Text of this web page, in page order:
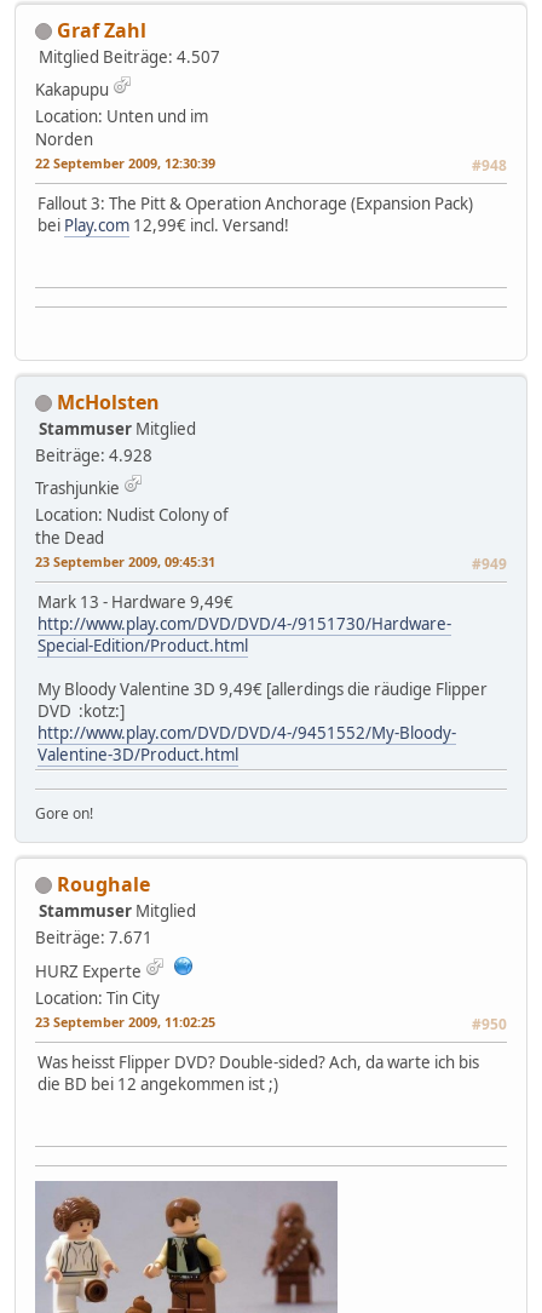
Graf Zahl
Mitglied Beiträge: 4.507
Kakapupu
Location: Unten und im
Norden
22 September 2009, 12:30:39 #948
Fallout 3: The Pitt & Operation Anchorage (Expansion Pack)
bei Play.com 12,99€ incl. Versand!
McHolsten
Stammuser Mitglied
Beiträge: 4.928
Trashjunkie
Location: Nudist Colony of
the Dead
23 September 2009, 09:45:31 #949
Mark 13 - Hardware 9,49€
http://www.play.com/DVD/DVD/4-/9151730/Hardware-
Special-Edition/Product.html
My Bloody Valentine 3D 9,49€ [allerdings die räudige Flipper
DVD :kotz:]
http://www.play.com/DVD/DVD/4-/9451552/My-Bloody-
Valentine-3D/Product.html
Gore on!
Roughale
Stammuser Mitglied
Beiträge: 7.671
HURZ Experte
Location: Tin City
23 September 2009, 11:02:25 #950
Was heisst Flipper DVD? Double-sided? Ach, da warte ich bis
die BD bei 12 angekommen ist ;)